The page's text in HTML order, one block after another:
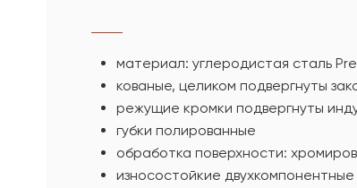
материал: углеродистая сталь
кованые, целиком подвергнуты
режущие кромки подвергнуты
губки полированные
обработка поверхности:
износостойкие двухкомпонентные